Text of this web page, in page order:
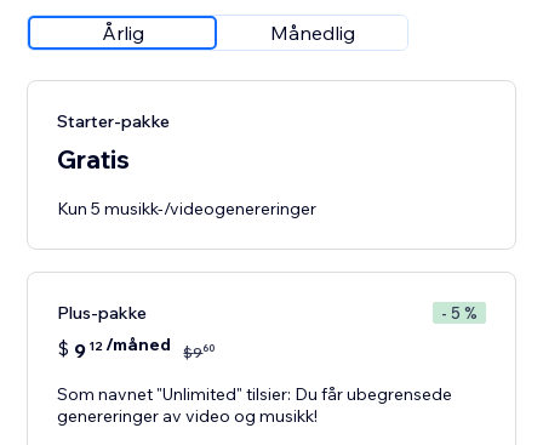
Årlig Månedlig
Starter-pakke
Gratis
Kun 5 musikk-/videogenereringer
Plus-pakke - 5 %
$ 9 12/måned $960
Som navnet "Unlimited" tilsier: Du får ubegrensede
genereringer av video og musikk!